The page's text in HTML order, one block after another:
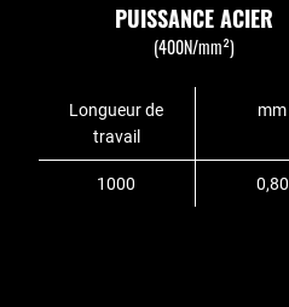
PUISSANCE ACIER
(400N/mm²)
Longueur de
travail
mm
1000 0,80